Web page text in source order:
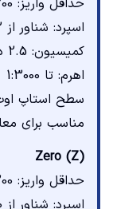
اسپرد: شناور از 0.2 پیپ
کمیسیون: 2.5 دلار به‌ازای هر لات در هر سمت معامله
اهرم: تا 1:3000
سطح استاپ اوت:
مناسب برای
Zero (Z)
حداقل واریز: 200 دلار
اسپرد: شناور از 0 پیپ